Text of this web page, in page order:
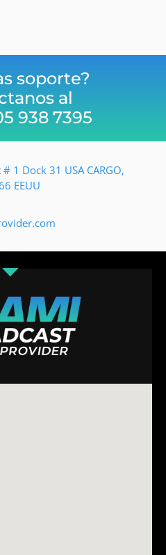
soporte?
al
938 7395
1 Dock 31 USA CARGO,
EEUU